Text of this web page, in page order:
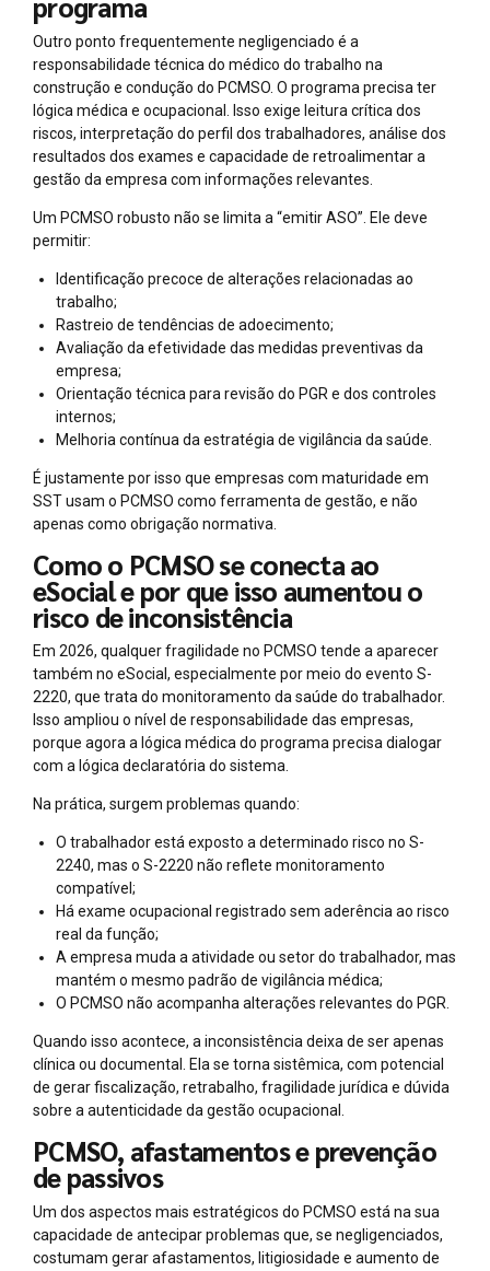
Outro ponto frequentemente negligenciado é a
responsabilidade técnica do médico do trabalho na
construção e condução do PCMSO. O programa precisa ter
lógica médica e ocupacional. Isso exige leitura crítica dos
riscos, interpretação do perfil dos trabalhadores, análise dos
resultados dos exames e capacidade de retroalimentar a
gestão da empresa com informações relevantes.
Um PCMSO robusto não se limita a “emitir ASO”. Ele deve
permitir:
Identificação precoce de alterações relacionadas ao
trabalho;
Rastreio de tendências de adoecimento;
Avaliação da efetividade das medidas preventivas da
empresa;
Orientação técnica para revisão do PGR e dos controles
internos;
Melhoria contínua da estratégia de vigilância da saúde.
É justamente por isso que empresas com maturidade em
SST usam o PCMSO como ferramenta de gestão, e não
apenas como obrigação normativa.
Como o PCMSO se conecta ao
eSocial e por que isso aumentou o
risco de inconsistência
Em 2026, qualquer fragilidade no PCMSO tende a aparecer
também no eSocial, especialmente por meio do evento S-
2220, que trata do monitoramento da saúde do trabalhador.
Isso ampliou o nível de responsabilidade das empresas,
porque agora a lógica médica do programa precisa dialogar
com a lógica declaratória do sistema.
Na prática, surgem problemas quando:
O trabalhador está exposto a determinado risco no S-
2240, mas o S-2220 não reflete monitoramento
compatível;
Há exame ocupacional registrado sem aderência ao risco
real da função;
A empresa muda a atividade ou setor do trabalhador, mas
mantém o mesmo padrão de vigilância médica;
O PCMSO não acompanha alterações relevantes do PGR.
Quando isso acontece, a inconsistência deixa de ser apenas
clínica ou documental. Ela se torna sistêmica, com potencial
de gerar fiscalização, retrabalho, fragilidade jurídica e dúvida
sobre a autenticidade da gestão ocupacional.
PCMSO, afastamentos e prevenção
de passivos
Um dos aspectos mais estratégicos do PCMSO está na sua
capacidade de antecipar problemas que, se negligenciados,
costumam gerar afastamentos, litigiosidade e aumento de